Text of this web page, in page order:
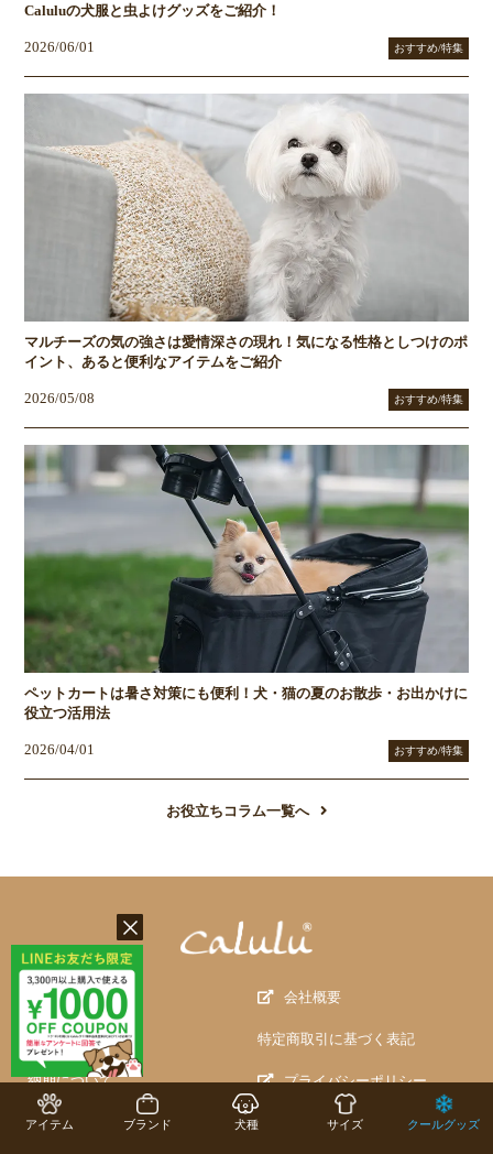
アイテム ブランド 犬種 サイズ クールグッズ
Caluluの犬服と虫よけグッズをご紹介！
2026/06/01 おすすめ/特集
マルチーズの気の強さは愛情深さの現れ！気になる性格としつけのポ
イント、あると便利なアイテムをご紹介
2026/05/08 おすすめ/特集
ペットカートは暑さ対策にも便利！犬・猫の夏のお散歩・お出かけに
役立つ活用法
2026/04/01 おすすめ/特集
お役立ちコラム一覧へ
ご利用ガイド
会員登録について
納期について
お支払について
会社概要
特定商取引に基づく表記
プライバシーポリシー
情報セキュリティ基本方針